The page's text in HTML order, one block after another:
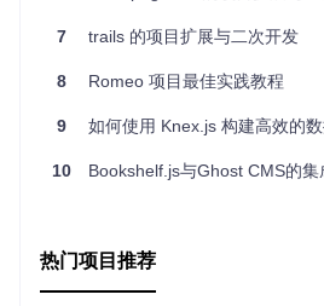
是经验丰富的开发者，都可从中获取
么这个项目绝对值得一看。
7 trails 的项目扩展与二次开发
8 Romeo 项目最佳实践教程
9 如何使用 Knex.js 构建高效的
10 Bookshelf.js与Ghost CMS的集成
热门项目推荐